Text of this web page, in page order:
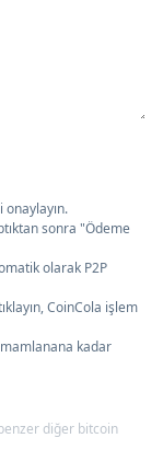
sonra "Ödeme
olarak P2P
CoinCola işlem
kadar
diğer bitcoin